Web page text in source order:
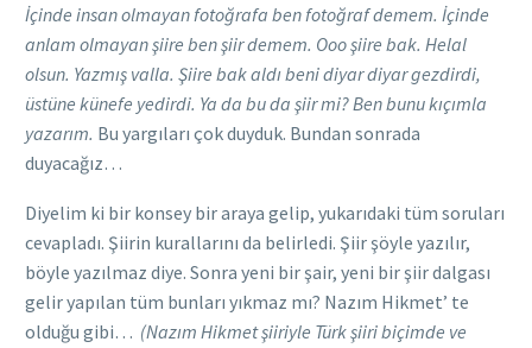
İçinde insan olmayan fotoğrafa ben fotoğraf demem. İçinde
anlam olmayan şiire ben şiir demem. Ooo şiire bak. Helal
olsun. Yazmış valla. Şiire bak aldı beni diyar diyar gezdirdi,
üstüne künefe yedirdi. Ya da bu da şiir mi? Ben bunu kıçımla
yazarım. Bu yargıları çok duyduk. Bundan sonrada
duyacağız…
Diyelim ki bir konsey bir araya gelip, yukarıdaki tüm soruları
cevapladı. Şiirin kurallarını da belirledi. Şiir şöyle yazılır,
böyle yazılmaz diye. Sonra yeni bir şair, yeni bir şiir dalgası
gelir yapılan tüm bunları yıkmaz mı? Nazım Hikmet’ te
olduğu gibi… (Nazım Hikmet şiiriyle Türk şiiri biçimde ve